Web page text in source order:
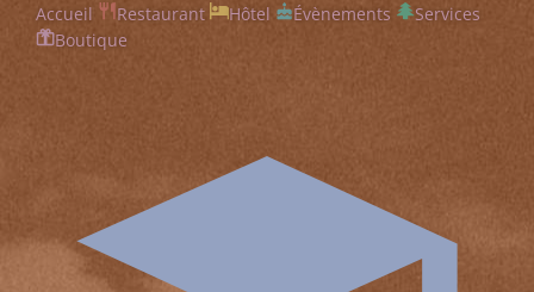
Accueil Restaurant Hôtel Évènements
Services
Boutique